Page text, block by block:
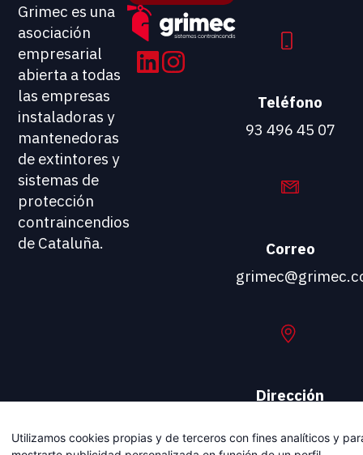
Grimec es una
asociación
empresarial
abierta a todas
las empresas
instaladoras y
mantenedoras
de extintores y
sistemas de
protección
contraincendios
de Cataluña.
Teléfono
93 496 45 07
Correo
Dirección
Viladomat, 174
Utilizamos cookies propias y de terceros con fines analíticos y